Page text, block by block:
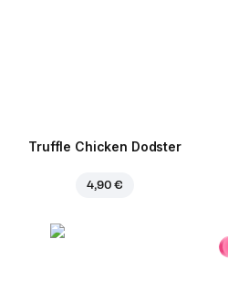
Truffle Chicken Dodster
4,90 €